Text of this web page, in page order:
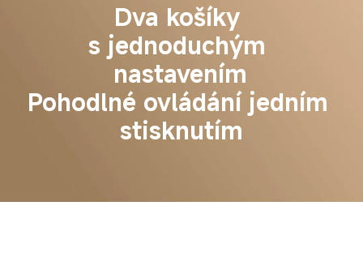
Dva košíky
s jednoduchým
nastavením
Pohodlné ovládání jedním
stisknutím